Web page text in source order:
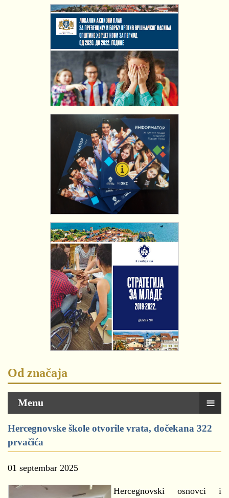
Od značaja
Menu ≡
Hercegnovske škole otvorile vrata, dočekana 322
prvačića
01 septembar 2025
Hercegnovski osnovci i